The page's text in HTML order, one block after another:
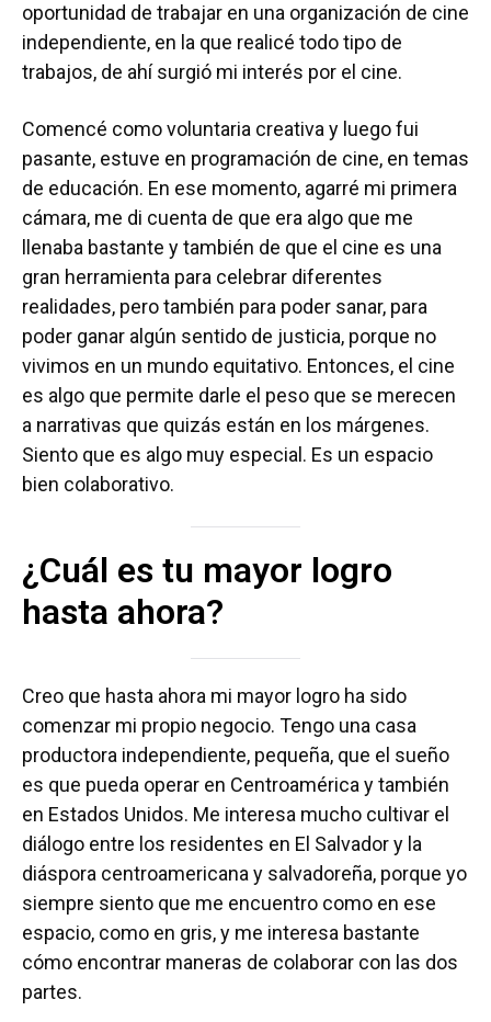
oportunidad de trabajar en una organización de cine
independiente, en la que realicé todo tipo de
trabajos, de ahí surgió mi interés por el cine.
Comencé como voluntaria creativa y luego fui
pasante, estuve en programación de cine, en temas
de educación. En ese momento, agarré mi primera
cámara, me di cuenta de que era algo que me
llenaba bastante y también de que el cine es una
gran herramienta para celebrar diferentes
realidades, pero también para poder sanar, para
poder ganar algún sentido de justicia, porque no
vivimos en un mundo equitativo. Entonces, el cine
es algo que permite darle el peso que se merecen
a narrativas que quizás están en los márgenes.
Siento que es algo muy especial. Es un espacio
bien colaborativo.
¿Cuál es tu mayor logro
hasta ahora?
Creo que hasta ahora mi mayor logro ha sido
comenzar mi propio negocio. Tengo una casa
productora independiente, pequeña, que el sueño
es que pueda operar en Centroamérica y también
en Estados Unidos. Me interesa mucho cultivar el
diálogo entre los residentes en El Salvador y la
diáspora centroamericana y salvadoreña, porque yo
siempre siento que me encuentro como en ese
espacio, como en gris, y me interesa bastante
cómo encontrar maneras de colaborar con las dos
partes.